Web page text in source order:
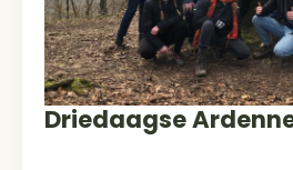
Driedaagse